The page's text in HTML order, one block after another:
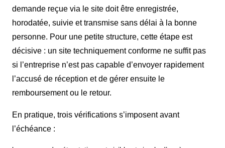
demande reçue via le site doit être enregistrée,
horodatée, suivie et transmise sans délai à la bonne
personne. Pour une petite structure, cette étape est
décisive : un site techniquement conforme ne suffit pas
si l’entreprise n’est pas capable d’envoyer rapidement
l’accusé de réception et de gérer ensuite le
remboursement ou le retour.
En pratique, trois vérifications s’imposent avant
l’échéance :